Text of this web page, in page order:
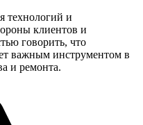
технологий и
клиентов и
говорить, что
важным инструментом в
и ремонта.